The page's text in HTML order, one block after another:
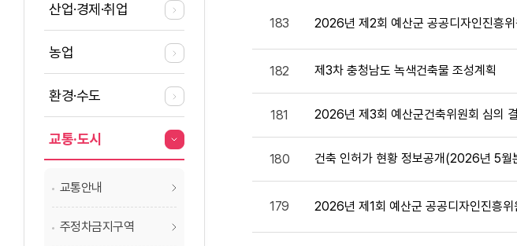
산업·경제·취업
농업
환경·수도
교통·도시
교통안내
주정차금지구역
183 2026년 제2회 예산군 공공디자인진흥위
182 제3차 충청남도 녹색건축물 조성계획
181 2026년 제3회 예산군건축위원회 심의
180 건축 인허가 현황 정보공개(2026년 5월
179 2026년 제1회 예산군 공공디자인진흥위